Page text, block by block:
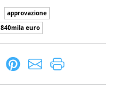
approvazione
840mila euro